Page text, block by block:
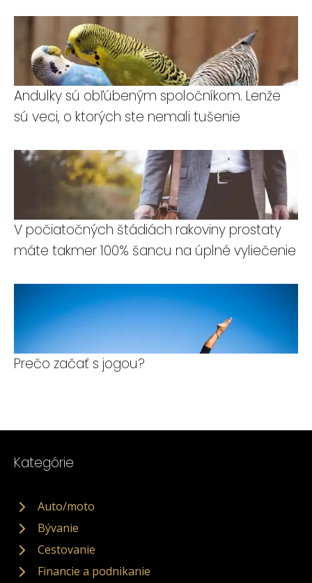
Andulky sú obľúbeným spoločníkom. Lenže
sú veci, o ktorých ste nemali tušenie
V počiatočných štádiách rakoviny prostaty
máte takmer 100% šancu na úplné vyliečenie
Prečo začať s jogou?
Kategórie
Auto/moto
Bývanie
Cestovanie
Financie a podnikanie